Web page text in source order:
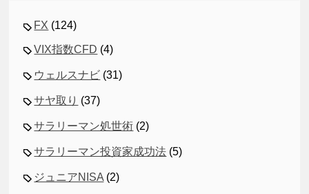
FX (124)
VIX指数CFD (4)
ウェルスナビ (31)
サヤ取り (37)
サラリーマン処世術 (2)
サラリーマン投資家成功法 (5)
ジュニアNISA (2)